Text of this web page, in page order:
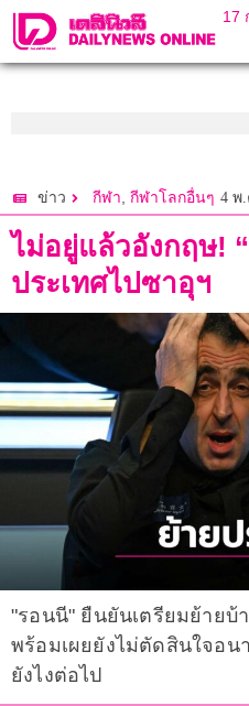
17
ข่าว กีฬา, กีฬาโลกอื่นๆ 4 พ.
ไม่อยู่แล้วอังกฤษ!
ประเทศไปซาอุฯ
"รอนนี" ยืนยันเตรียมย้ายบ้
พร้อมเผยยังไม่ตัดสินใจอน
ยังไงต่อไป